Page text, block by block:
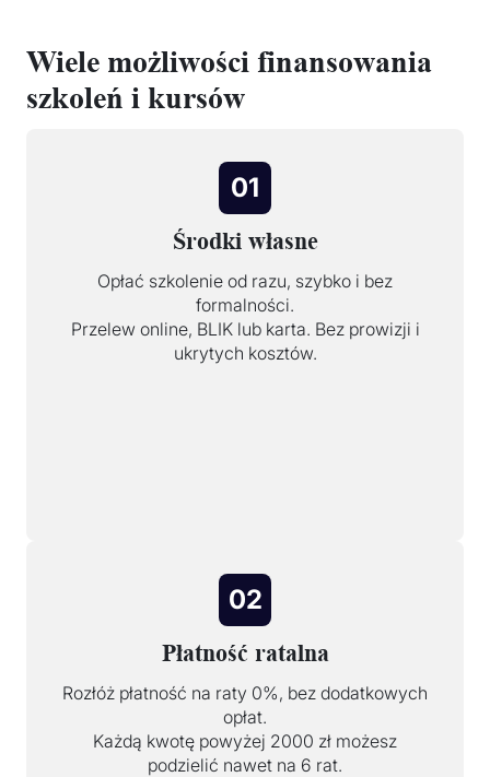
Wiele możliwości finansowania
szkoleń i kursów
01
Środki własne
Opłać szkolenie od razu, szybko i bez
formalności.
Przelew online, BLIK lub karta. Bez prowizji i
ukrytych kosztów.
02
Płatność ratalna
Rozłóż płatność na raty 0%, bez dodatkowych
opłat.
Każdą kwotę powyżej 2000 zł możesz
podzielić nawet na 6 rat.